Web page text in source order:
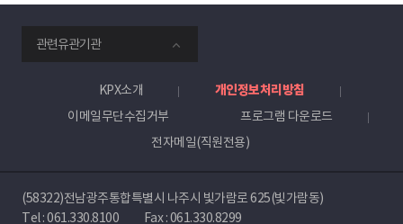
겨
주
세
요
관련유관기관
KPX소개
개인정보처리방침
이메일무단수집거부
프로그램 다운로드
전자메일(직원전용)
(58322)전남광주통합특별시 나주시 빛가람로 625(빛가람동)
Tel :061.330.8100 Fax : 061.330.8299